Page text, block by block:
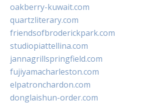
oakberry-kuwait.com
quartzliterary.com
friendsofbroderickpark.com
studiopiattellina.com
jannagrillspringfield.com
fujiyamacharleston.com
elpatronchardon.com
donglaishun-order.com